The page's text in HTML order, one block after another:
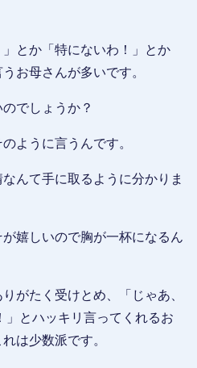
とか「特にないわ！」とか
お母さんが多いです。
でしょうか？
ように言うんです。
んて手に取るように分かりま
嬉しいので胸が一杯になるん
がたく受けとめ、「じゃあ、
とハッキリ言ってくれるお
は少数派です。